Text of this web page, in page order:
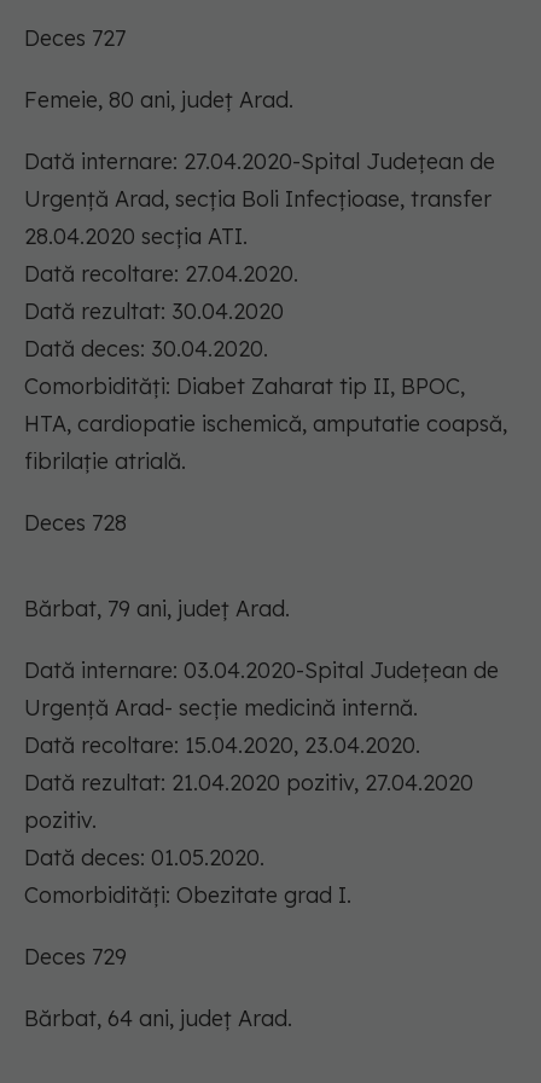
Deces 727
Femeie, 80 ani, județ Arad.
Dată internare: 27.04.2020-Spital Județean de
Urgență Arad, secția Boli Infecțioase, transfer
28.04.2020 secția ATI.
Dată recoltare: 27.04.2020.
Dată rezultat: 30.04.2020
Dată deces: 30.04.2020.
Comorbidități: Diabet Zaharat tip II, BPOC,
HTA, cardiopatie ischemică, amputatie coapsă,
fibrilație atrială.
Deces 728
Bărbat, 79 ani, județ Arad.
Dată internare: 03.04.2020-Spital Județean de
Urgență Arad- secție medicină internă.
Dată recoltare: 15.04.2020, 23.04.2020.
Dată rezultat: 21.04.2020 pozitiv, 27.04.2020
pozitiv.
Dată deces: 01.05.2020.
Comorbidități: Obezitate grad I.
Deces 729
Bărbat, 64 ani, județ Arad.